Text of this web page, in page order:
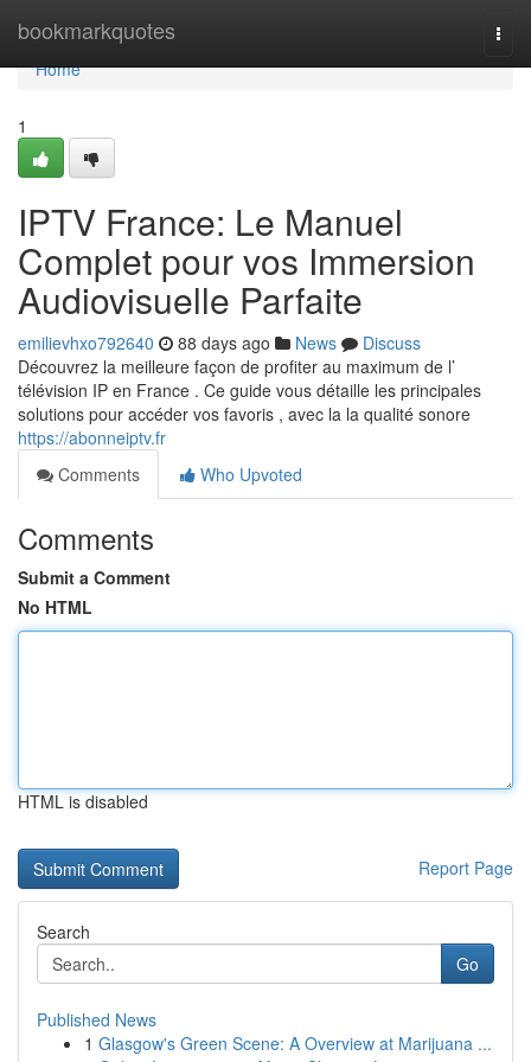
bookmarkquotes
Home
Home
1
IPTV France: Le Manuel
Complet pour vos Immersion
Audiovisuelle Parfaite
emilievhxo792640 88 days ago News
Discuss
Découvrez la meilleure façon de profiter au maximum de l’
télévision IP en France . Ce guide vous détaille les principales
solutions pour accéder vos favoris , avec la la qualité sonore
https://abonneiptv.fr
Comments
Who Upvoted
Comments
Submit a Comment
No HTML
HTML is disabled
Report Page
Search
Go
Published News
1 Glasgow's Green Scene: A Overview at Marijuana ...